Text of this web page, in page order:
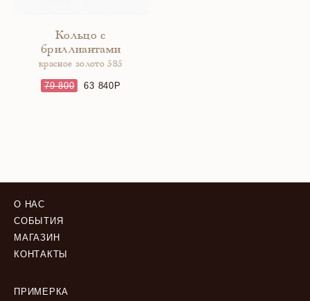
Кольцо с
бриллиантами
красное золото 585
79 800 63 840
О НАС
СОБЫТИЯ
МАГАЗИН
КОНТАКТЫ
ПРИМЕРКА